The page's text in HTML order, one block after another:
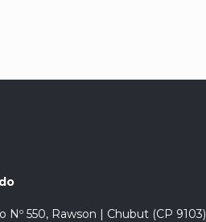
Nº 550, Rawson | Chubut (CP 9103)